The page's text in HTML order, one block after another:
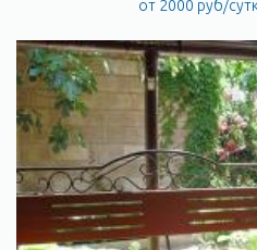
от 2000 руб/